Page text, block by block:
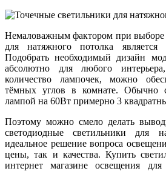
Немаловажным фактором при выборе
для натяжного потолка является
Подобрать необходимый дизайн
абсолютно для любого
количество лампочек, можно
тёмных углов в комнате. Обычно
лампой на 60Вт примерно 3
Поэтому можно смело делать
светодиодные светильники для
идеальное решение вопроса
цены, так и качества. Купить
интернет магазине освещения